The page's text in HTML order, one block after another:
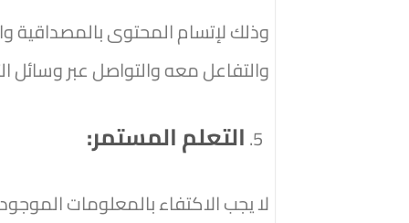
وذلك لإتسام المحتوى بالمصداقية
والتفاعل معه والتواصل عبر وسائل
التعلم المستمر:
لا يجب الاكتفاء بالمعلومات